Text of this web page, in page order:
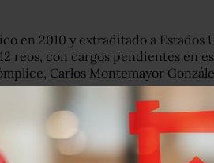
en 2010 y extraditado a Estados
reos, con cargos pendientes en
Carlos Montemayor
optó por declararse
2016, aceptar su culpabilidad en
dinero.